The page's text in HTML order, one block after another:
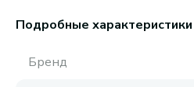
Подробные характеристики
Бренд